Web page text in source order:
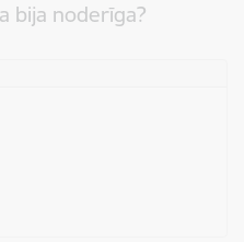
bija noderīga?